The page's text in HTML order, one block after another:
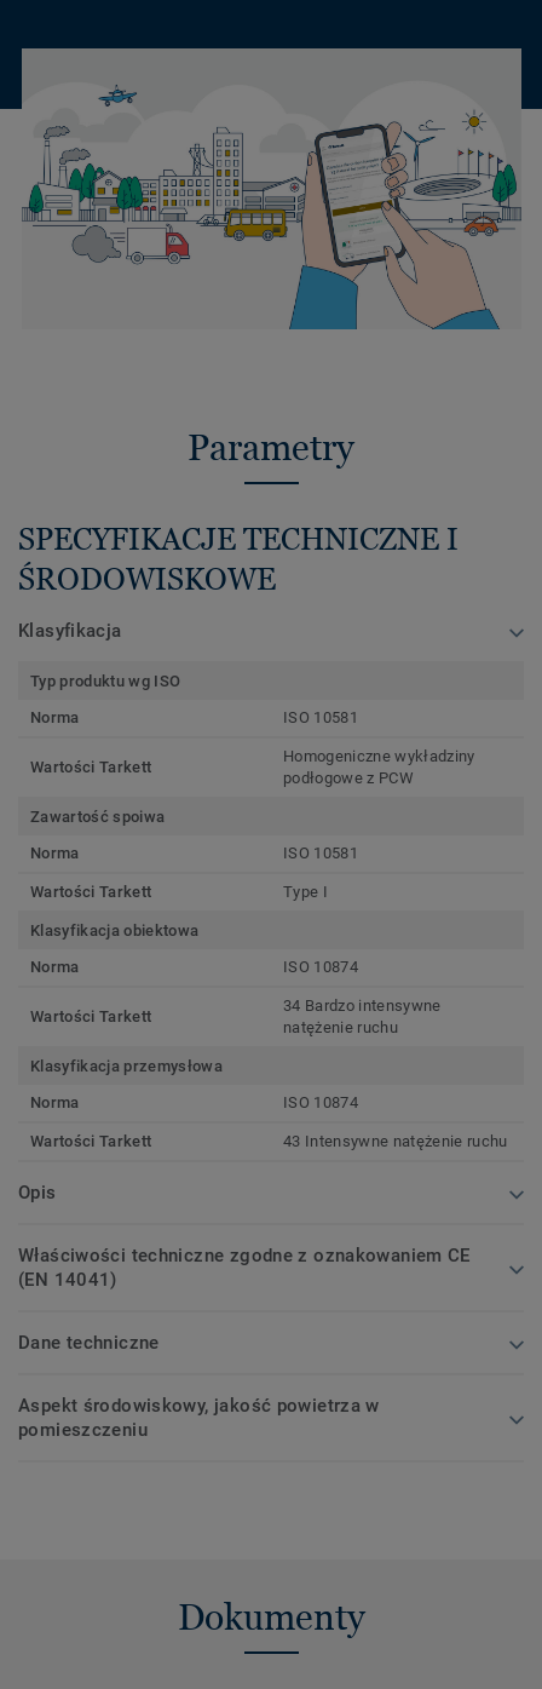
Parametry
SPECYFIKACJE TECHNICZNE I
ŚRODOWISKOWE
Klasyfikacja
Typ produktu wg ISO
Norma
ISO 10581
Wartości Tarkett
Homogeniczne wykładziny
podłogowe z PCW
Zawartość spoiwa
Norma
ISO 10581
Wartości Tarkett Type I
Klasyfikacja obiektowa
Norma
ISO 10874
Wartości Tarkett
34 Bardzo intensywne
natężenie ruchu
Klasyfikacja przemysłowa
Norma
ISO 10874
Wartości Tarkett 43 Intensywne natężenie ruchu
Opis
Właściwości techniczne zgodne z oznakowaniem CE
(EN 14041)
Dane techniczne
Aspekt środowiskowy, jakość powietrza w
pomieszczeniu
Dokumenty